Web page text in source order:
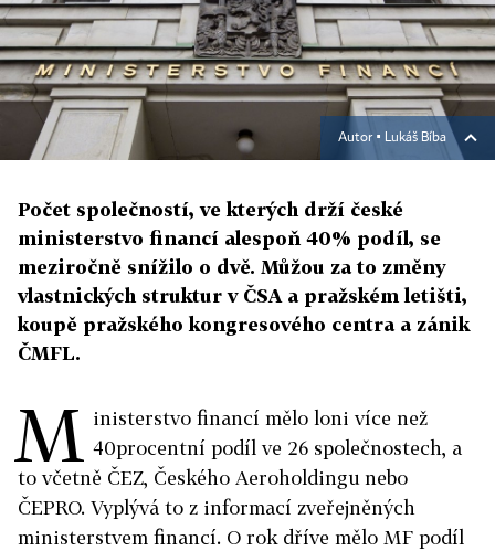
Autor ▪ Lukáš Bíba
Počet společností, ve kterých drží české
ministerstvo financí alespoň 40% podíl, se
meziročně snížilo o dvě. Můžou za to změny
vlastnických struktur v ČSA a pražském letišti,
koupě pražského kongresového centra a zánik
ČMFL.
M inisterstvo financí mělo loni více než
40procentní podíl ve 26 společnostech, a
to včetně ČEZ, Českého Aeroholdingu nebo
ČEPRO. Vyplývá to z informací zveřejněných
ministerstvem financí. O rok dříve mělo MF podíl